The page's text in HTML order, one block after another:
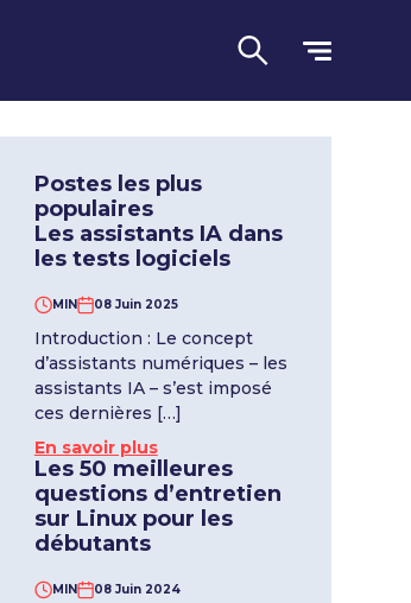
Langue
Postes les plus
populaires
Les assistants IA dans
les tests logiciels
MIN 08 Juin 2025
Introduction : Le concept
d’assistants numériques – les
assistants IA – s’est imposé
ces dernières […]
En savoir plus
Les 50 meilleures
questions d’entretien
sur Linux pour les
débutants
MIN 08 Juin 2024